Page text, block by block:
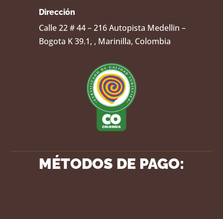
Dirección
Calle 22 # 44 – 216 Autopista Medellin –
Bogota K 39.1, , Marinilla, Colombia
MÉTODOS DE PAGO: